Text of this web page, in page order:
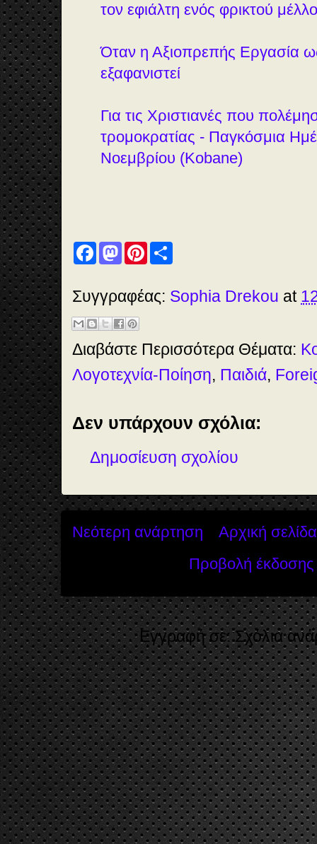
τον εφιάλτη ενός φρικτού
Όταν η Αξιοπρεπής Εργασία
εξαφανιστεί
Για τις Χριστιανές που
τρομοκρατίας - Παγκόσμια
Νοεμβρίου (Kobane)
F
a
b
o
o
k
M
a
o
d
o
n
P
e
r
e
Συγγραφέας: Sophia Drekou at
Διαβάστε Περισσότερα Θέματα:
Λογοτεχνία-Ποίηση, Παιδιά,
Δεν υπάρχουν σχόλια:
Δημοσίευση σχολίου
Νεότερη ανάρτηση
Αρχική σελίδα
Προβολή έκδοσης
Εγγραφή σε:Σχόλια